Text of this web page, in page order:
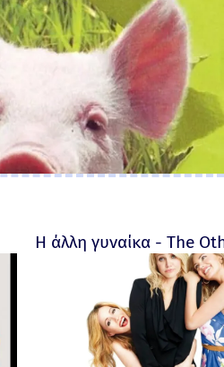
Η άλλη γυναίκα - The